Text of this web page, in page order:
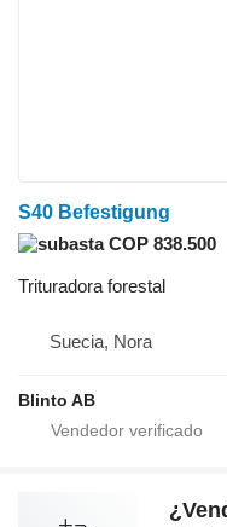
S40 Befestigung
COP 838.500
Trituradora forestal
Suecia, Nora
Blinto AB